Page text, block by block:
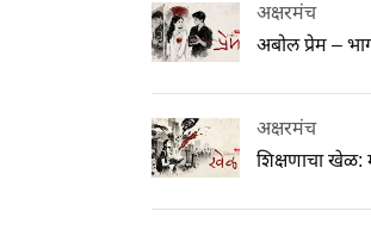
अक्षरमंच
अबोल प्रेम –
अक्षरमंच
शिक्षणाचा खेळ: